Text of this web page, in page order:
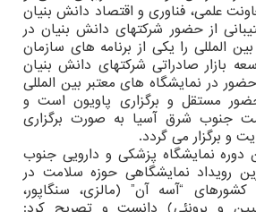
علمی، فناوری و اقتصاد دانش بنیان
از حضور شرکتهای دانش بنیان در
المللی را یکی از برنامه های سازمان
بازار صادراتی شرکتهای دانش بنیان
در نمایشگاه های معتبر بین المللی
مستقل و برگزاری پاویون است و
جنوب شرق آسیا به صورت برگزاری
و برگزار می گردد.
نمایشگاه پزشکی و دارویی جنوب
رویداد نمایشگاهی حوزه سلامت در
“آسه آن” (مالزی، سنگاپور،